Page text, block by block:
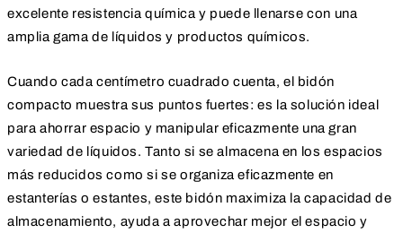
excelente resistencia química y puede llenarse con una
amplia gama de líquidos y productos químicos.
Cuando cada centímetro cuadrado cuenta, el bidón
compacto muestra sus puntos fuertes: es la solución ideal
para ahorrar espacio y manipular eficazmente una gran
variedad de líquidos. Tanto si se almacena en los espacios
más reducidos como si se organiza eficazmente en
estanterías o estantes, este bidón maximiza la capacidad de
almacenamiento, ayuda a aprovechar mejor el espacio y